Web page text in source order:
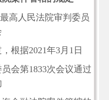
最高人民法院审判委员
根据2021年3月1日
会第1833次会议通过